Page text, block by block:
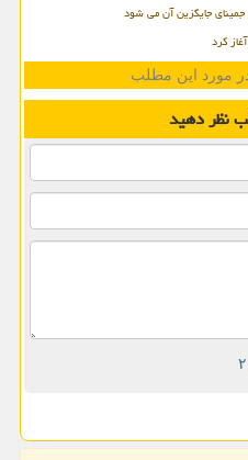
جایگزین آن می شود
کرد
در مورد این مطلب
نظر دهید